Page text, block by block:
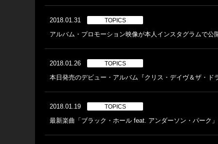
2018.01.31 TOPICS
アルバム・プロモーション映像が本人インスタグラムで公
2018.01.26 TOPICS
本日発売のデビュー・アルバム『クリス・デイヴ＆ザ・
2018.01.19 TOPICS
最新楽曲「ブラック・ホール feat. アンダーソン・パーク